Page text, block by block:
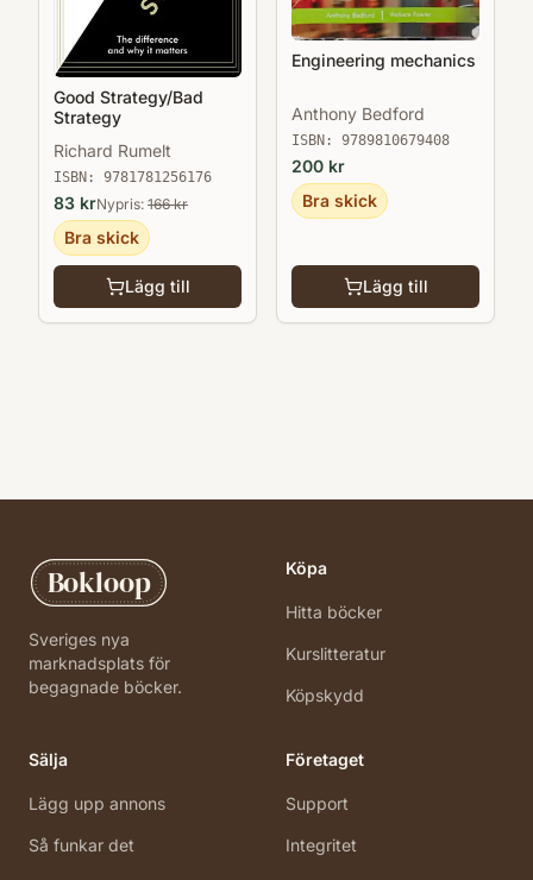
Good Strategy/Bad
Strategy
Richard Rumelt
ISBN: 9781781256176
83 krNypris: 166kr
Bra skick
Lägg till
Engineering mechanics
Anthony Bedford
ISBN: 9789810679408
200 kr
Bra skick
Lägg till
Bokloop
Sveriges nya
marknadsplats för
begagnade böcker.
Köpa
Hitta böcker
Kurslitteratur
Köpskydd
Sälja
Lägg upp annons
Så funkar det
Företaget
Support
Integritet